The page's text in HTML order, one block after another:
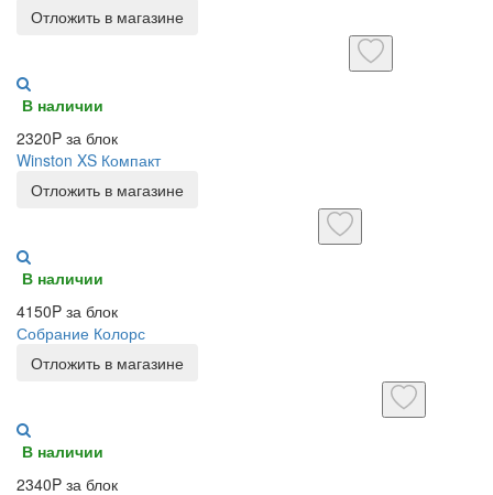
Отложить в магазине
В наличии
2320P за блок
Winston XS Компакт
Отложить в магазине
В наличии
4150P за блок
Собрание Колорс
Отложить в магазине
В наличии
2340P за блок